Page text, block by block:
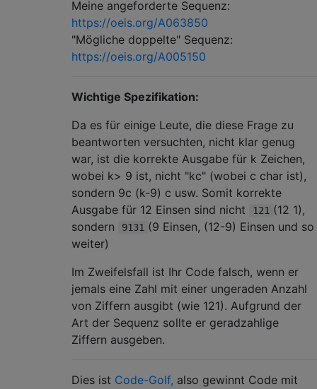
Meine angeforderte Sequenz:
https://oeis.org/A063850
"Mögliche doppelte" Sequenz:
https://oeis.org/A005150
Wichtige Spezifikation:
Da es für einige Leute, die diese Frage zu
beantworten versuchten, nicht klar genug
war, ist die korrekte Ausgabe für k Zeichen,
wobei k> 9 ist, nicht "kc" (wobei c char ist),
sondern 9c (k-9) c usw. Somit korrekte
Ausgabe für 12 Einsen sind nicht
121 (12 1),
sondern
9131 (9 Einsen, (12-9) Einsen und so
weiter)
Im Zweifelsfall ist Ihr Code falsch, wenn er
jemals eine Zahl mit einer ungeraden Anzahl
von Ziffern ausgibt (wie 121). Aufgrund der
Art der Sequenz sollte er geradzahlige
Ziffern ausgeben.
Dies ist Code-Golf, also gewinnt Code mit